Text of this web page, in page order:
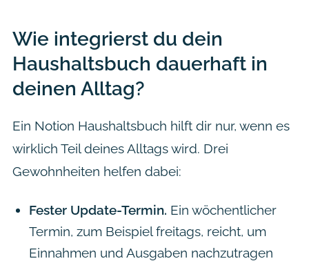
Wie integrierst du dein
Haushaltsbuch dauerhaft in
deinen Alltag?
Ein Notion Haushaltsbuch hilft dir nur, wenn es
wirklich Teil deines Alltags wird. Drei
Gewohnheiten helfen dabei:
Fester Update-Termin. Ein wöchentlicher
Termin, zum Beispiel freitags, reicht, um
Einnahmen und Ausgaben nachzutragen